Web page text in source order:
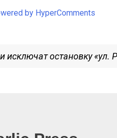
by HyperComments
исключат остановку «ул.